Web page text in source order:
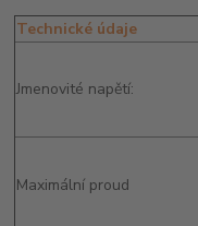
Technické údaje
Jmenovité napětí:
Maximální proud